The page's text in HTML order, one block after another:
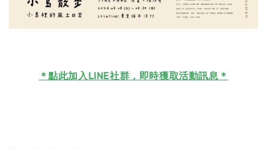
＊點此加入LINE社群，即時獲取活動訊息＊